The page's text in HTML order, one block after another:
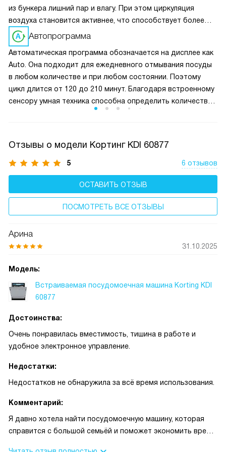
из бункера лишний пар и влагу. При этом циркуляция
воздуха становится активнее, что способствует более
быстрому просыханию посуды. Сама функция не требует
дополнительных затрат электроэнергии.
Автопрограмма
Автоматическая программа обозначается на дисплее как
Auto. Она подходит для ежедневного отмывания посуды
в любом количестве и при любом состоянии. Поэтому
цикл длится от 120 до 210 минут. Благодаря встроенному
сенсору умная техника способна определить количество
Отзывы о модели Кортинг KDI 60877
5 6 отзывов
ОСТАВИТЬ ОТЗЫВ
ПОСМОТРЕТЬ ВСЕ ОТЗЫВЫ
Арина
31.10.2025
Модель:
Встраиваемая посудомоечная машина Korting KDI
60877
Достоинства:
Очень понравилась вместимость, тишина в работе и
удобное электронное управление.
Недостатки:
Недостатков не обнаружила за всё время использования.
Комментарий:
Я давно хотела найти посудомоечную машину, которая
справится с большой семьёй и поможет экономить время